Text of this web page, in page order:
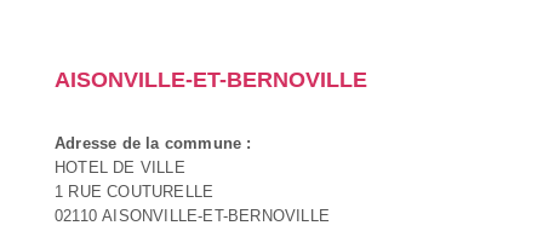
AISONVILLE-ET-BERNOVILLE
Adresse de la commune :
HOTEL DE VILLE
1 RUE COUTURELLE
02110 AISONVILLE-ET-BERNOVILLE